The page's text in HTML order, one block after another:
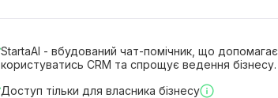
StartaAI - вбудований чат-помічник, що допомагає
користуватись CRM та спрощує ведення бізнесу.
Доступ тільки для власника бізнесу